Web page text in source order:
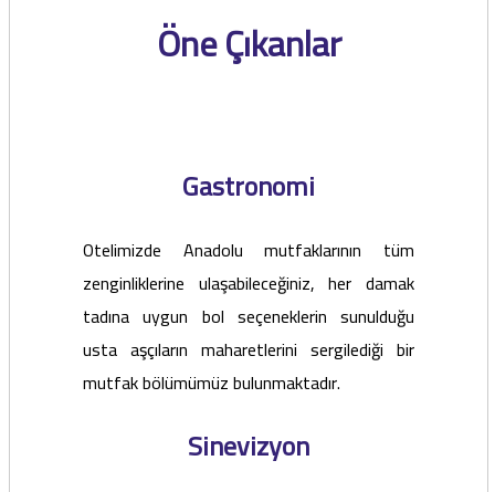
Öne Çıkanlar
Gastronomi
Otelimizde Anadolu mutfaklarının tüm
zenginliklerine ulaşabileceğiniz, her damak
tadına uygun bol seçeneklerin sunulduğu
usta aşçıların maharetlerini sergilediği bir
mutfak bölümümüz bulunmaktadır.
Sinevizyon